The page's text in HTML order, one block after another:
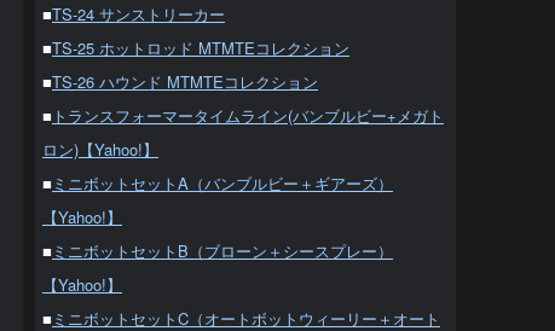
■TS-24 サンストリーカー
■TS-25 ホットロッド MTMTEコレクション
■TS-26 ハウンド MTMTEコレクション
■ トランスフォーマータイムライン(バンブルビー+メガト
ロン)【Yahoo!】
■ ミニボットセットA（バンブルビー＋ギアーズ）
【Yahoo!】
■ ミニボットセットB（ブローン＋シースプレー）
【Yahoo!】
■ ミニボットセットC（オートボットウィーリー＋オート